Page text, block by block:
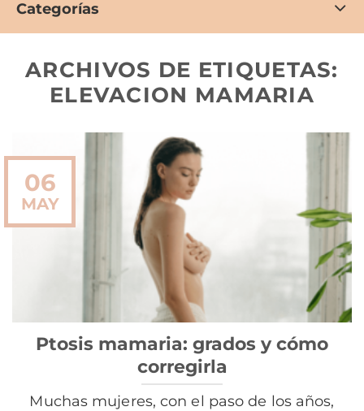
Categorías
ARCHIVOS DE ETIQUETAS:
ELEVACION MAMARIA
Ptosis mamaria: grados y cómo
corregirla
Muchas mujeres, con el paso de los años,
06
MAY